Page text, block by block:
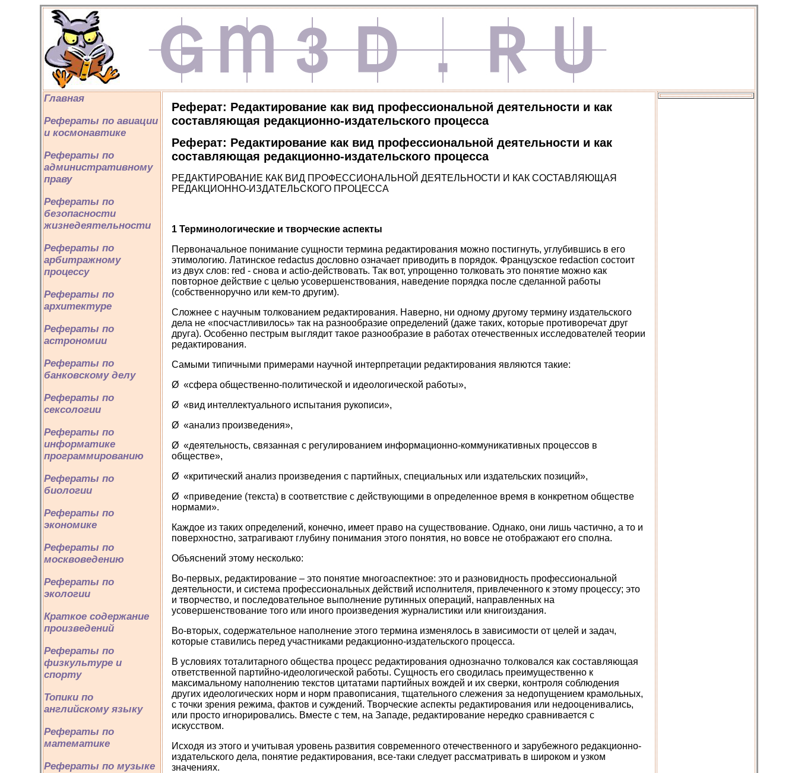
Главная
Рефераты по авиации
и космонавтике
Рефераты по
административному
праву
Рефераты по
безопасности
жизнедеятельности
Рефераты по
арбитражному
процессу
Рефераты по
архитектуре
Рефераты по
астрономии
Рефераты по
банковскому делу
Рефераты по
сексологии
Рефераты по
информатике
программированию
Рефераты по
биологии
Рефераты по
экономике
Рефераты по
москвоведению
Рефераты по
экологии
Краткое содержание
произведений
Рефераты по
физкультуре и
спорту
Топики по
английскому языку
Рефераты по
математике
Рефераты по музыке
Реферат: Редактирование как вид профессиональной деятельности и как
составляющая редакционно-издательского процесса
Реферат: Редактирование как вид профессиональной деятельности и как
составляющая редакционно-издательского процесса
РЕДАКТИРОВАНИЕ КАК ВИД ПРОФЕССИОНАЛЬНОЙ ДЕЯТЕЛЬНОСТИ И КАК СОСТАВЛЯЮЩАЯ
РЕДАКЦИОННО-ИЗДАТЕЛЬСКОГО ПРОЦЕССА
1 Терминологические и творческие аспекты
Первоначальное понимание сущности термина редактирования можно постигнуть, углубившись в его
этимологию. Латинское redactus дословно означает приводить в порядок. Французское redaction состоит
из двух слов: red - снова и actio-действовать. Так вот, упрощенно толковать это понятие можно как
повторное действие с целью усовершенствования, наведение порядка после cделанной работы
(собственноручно или кем-то другим).
Сложнее с научным толкованием редактирования. Наверно, ни одному другому термину издательского
дела не «посчастливилось» так на разнообразие определений (даже таких, которые противоречат друг
друга). Особенно пестрым выглядит такое разнообразие в работах отечественных исследователей теории
редактирования.
Самыми типичными примерами научной интерпретации редактирования являются такие:
Ø «сфера общественно-политической и идеологической работы»,
Ø «вид интеллектуального испытания рукописи»,
Ø «анализ произведения»,
Ø «деятельность, связанная с регулированием информационно-коммуникативных процессов в
обществе»,
Ø «критический анализ произведения с партийных, специальных или издательских позиций»,
Ø «приведение (текста) в соответствие с действующими в определенное время в конкретном обществе
нормами».
Каждое из таких определений, конечно, имеет право на существование. Однако, они лишь частично, а то и
поверхностно, затрагивают глубину понимания этого понятия, но вовсе не отображают его сполна.
Объяснений этому несколько:
Во-первых, редактирование – это понятие многоаспектное: это и разновидность профессиональной
деятельности, и система профессиональных действий исполнителя, привлеченного к этому процессу; это
и творчество, и последовательное выполнение рутинных операций, направленных на
усовершенствование того или иного произведения журналистики или книгоиздания.
Во-вторых, содержательное наполнение этого термина изменялось в зависимости от целей и задач,
которые ставились перед участниками редакционно-издательского процесса.
В условиях тоталитарного общества процесс редактирования однозначно толковался как составляющая
ответственной партийно-идеологической работы. Сущность его сводилась преимущественно к
максимальному наполнению текстов цитатами партийных вождей и их сверки, контроля соблюдения
других идеологических норм и норм правописания, тщательного слежения за недопущением крамольных,
с точки зрения режима, фактов и суждений. Творческие аспекты редактирования или недооценивались,
или просто игнорировались. Вместе с тем, на Западе, редактирование нередко сравнивается с
искусством.
Исходя из этого и учитывая уровень развития современного отечественного и зарубежного редакционно-
издательского дела, понятие редактирования, все-таки следует рассматривать в широком и узком
значениях.